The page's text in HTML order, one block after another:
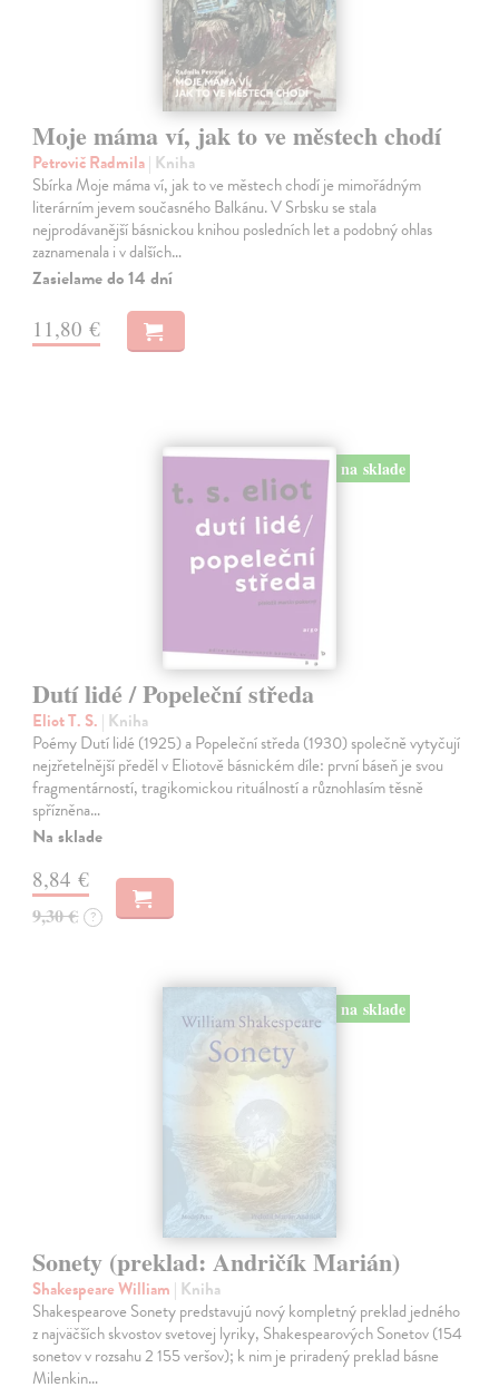
Moje máma ví, jak to ve městech chodí
Petrovič Radmila| Kniha
Sbírka Moje máma ví, jak to ve městech chodí je mimořádným
literárním jevem současného Balkánu. V Srbsku se stala
nejprodávanější básnickou knihou posledních let a podobný ohlas
zaznamenala i v dalších…
Zasielame do 14 dní
11,80 €
na sklade
Dutí lidé / Popeleční středa
Eliot T. S. | Kniha
Poémy Dutí lidé (1925) a Popeleční středa (1930) společně vytyčují
nejzřetelnější předěl v Eliotově básnickém díle: první báseň je svou
fragmentárností, tragikomickou rituálností a různohlasím těsně
spřízněna…
Na sklade
8,84 €
9,30 € ?
na sklade
Sonety (preklad: Andričík Marián)
Shakespeare William | Kniha
Shakespearove Sonety predstavujú nový kompletný preklad jedného
z najväčších skvostov svetovej lyriky, Shakespearových Sonetov (154
sonetov v rozsahu 2 155 veršov); k nim je priradený preklad básne
Milenkin…